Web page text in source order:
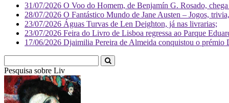
31/07/2026 O Voo do Homem, de Benjamín G. Rosado,
28/07/2026 O Fantástico Mundo de Jane Austen – Jogos,
23/07/2026 Águas Turvas de Len Deighton, já nas livrarias;
23/07/2026 Feira do Livro de Lisboa regressa ao Parque
17/06/2026 Djaimilia Pereira de Almeida conquistou o
Pesquisa sobre Literatura